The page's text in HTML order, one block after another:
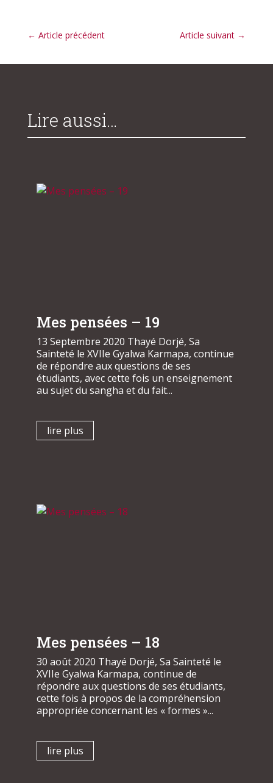
← Article précédent Article suivant →
Lire aussi…
Mes pensées – 19
13 Septembre 2020 Thayé Dorjé, Sa
Sainteté le XVIIe Gyalwa Karmapa, continue
de répondre aux questions de ses
étudiants, avec cette fois un enseignement
au sujet du sangha et du fait...
lire plus
Mes pensées – 18
30 août 2020 Thayé Dorjé, Sa Sainteté le
XVIIe Gyalwa Karmapa, continue de
répondre aux questions de ses étudiants,
cette fois à propos de la compréhension
appropriée concernant les « formes »...
lire plus